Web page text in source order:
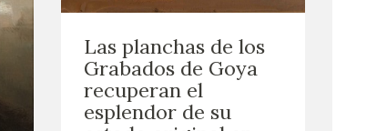
Las planchas de los
Grabados de Goya
recuperan el
esplendor de su